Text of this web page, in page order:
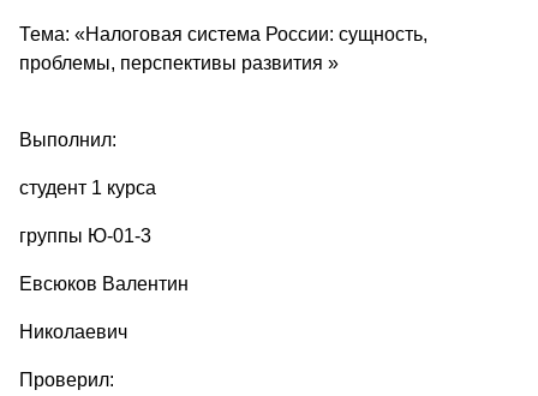
Тема: «Налоговая система России: сущность,
проблемы, перспективы развития »
Выполнил:
студент 1 курса
группы Ю-01-3
Евсюков Валентин
Николаевич
Проверил: